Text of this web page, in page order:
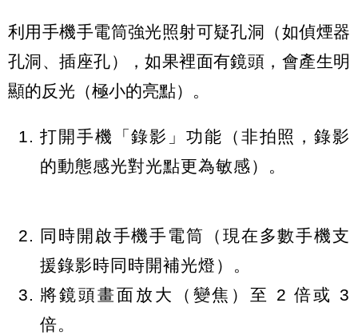
利用手機手電筒強光照射可疑孔洞（如偵煙器
孔洞、插座孔），如果裡面有鏡頭，會產生明
顯的反光（極小的亮點） 。
打開手機「錄影」功能（非拍照，錄影
的動態感光對光點更為敏感）。
同時開啟手機手電筒
（現在多數手機支
援錄影時同時開補光燈）。
將鏡頭畫面放大（變焦）至 2 倍或 3
倍。